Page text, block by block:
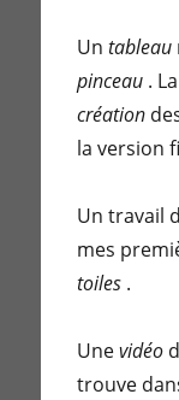
Untableau
pinceau .
création
la version
Un travail d
mes
toiles .
Unevidéo
trouve